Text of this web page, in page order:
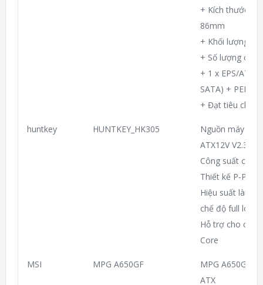
+ Kích thước (
86mm
+ Khối lượng
+ Số lượng
+ 1 x EPS/
SATA) +
+ Đạt tiêu
huntkey HUNTKEY_HK305
Nguồn máy tính
ATX12V V2.3
Công suất cực
Thiết kế P-PFC
Hiệu suất làm
chế độ full load
Hỗ trợ cho các
Core
MSI MPG A650GF
MPG A650GF
ATX